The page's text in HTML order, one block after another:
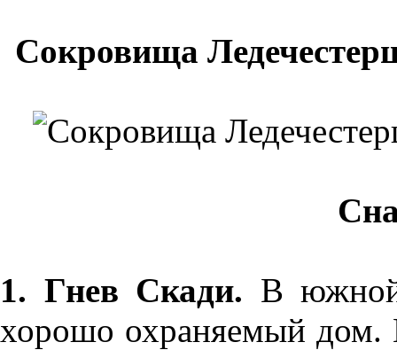
Сокровища
1. Гнев Скади. В южной
хорошо охраняемый дом.